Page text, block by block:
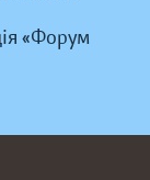
«Форум